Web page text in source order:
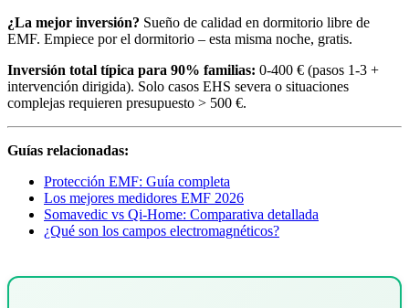
¿La mejor inversión? Sueño de calidad en dormitorio libre de
EMF. Empiece por el dormitorio – esta misma noche, gratis.
Inversión total típica para 90% familias: 0-400 € (pasos 1-3 +
intervención dirigida). Solo casos EHS severa o situaciones
complejas requieren presupuesto > 500 €.
Guías relacionadas:
Protección EMF: Guía completa
Los mejores medidores EMF 2026
Somavedic vs Qi-Home: Comparativa detallada
¿Qué son los campos electromagnéticos?